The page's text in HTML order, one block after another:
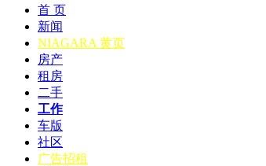
首 页
新闻
NIAGARA 黄页
房产
租房
二手
工作
车版
社区
广告招租